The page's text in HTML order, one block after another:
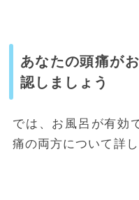
あなたの頭痛が
認しましょう
では、お風呂が有効
痛の両方について詳